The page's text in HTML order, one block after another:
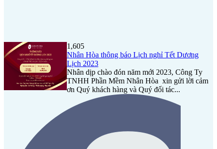
1,605
Nhân Hòa thông báo Lịch nghỉ Tết Dương
Lịch 2023
Nhân dịp chào đón năm mới 2023, Công Ty
TNHH Phần Mềm Nhân Hòa xin gửi lời cảm
ơn Quý khách hàng và Quý đối tác...